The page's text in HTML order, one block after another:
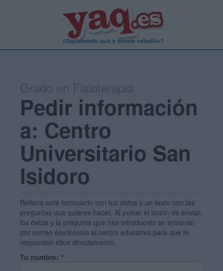
Pedir información
a: Centro
Universitario San
Isidoro
Rellena este formulario con tus datos y un texto con las
preguntas que quieres hacer. Al pulsar el botón de enviar,
los datos y la pregunta que has introducido se enviarán
por correo electrónico al centro educativo para que te
respondan ellos directamente.
Tu nombre: *